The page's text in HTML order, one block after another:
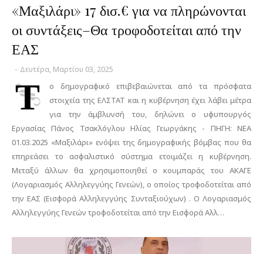
«Μαξιλάρι» 17 δισ.€ για να πληρώνονται
οι συντάξεις–Θα τροφοδοτείται από την
ΕΑΣ
- Δευτέρα, Μαρτίου 03, 2025
Τ
ο δημογραφικό επιβεβαιώνεται από τα πρόσφατα
στοιχεία της ΕΛΣΤΑΤ και η κυβέρνηση έχει λάβει μέτρα
για την άμβλυνσή του, δηλώνει ο υφυπουργός
Εργασίας Πάνος Τσακλόγλου Ηλίας Γεωργάκης - ΠΗΓΗ: ΝΕΑ
01.03.2025 «Μαξιλάρι» ενόψει της δημογραφικής βόμβας που θα
επηρεάσει το ασφαλιστικό σύστημα ετοιμάζει η κυβέρνηση.
Μεταξύ άλλων θα χρησιμοποιηθεί ο κουμπαράς του ΑΚΑΓΕ
(Λογαριασμός Αλληλεγγύης Γενεών), ο οποίος τροφοδοτείται από
την ΕΑΣ (Εισφορά Αλληλεγγύης Συνταξιούχων) . Ο Λογαριασμός
Αλληλεγγύης Γενεών τροφοδοτείται από την Εισφορά Αλλ…